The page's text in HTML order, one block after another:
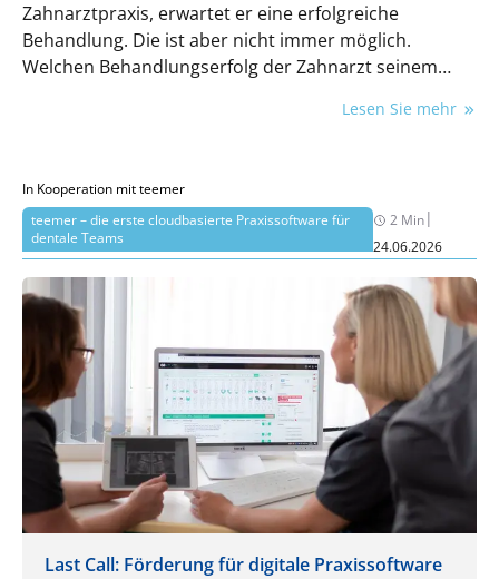
Zahnarztpraxis, erwartet er eine erfolgreiche
Behandlung. Die ist aber nicht immer möglich.
Welchen Behandlungserfolg der Zahnarzt seinem
Lesen Sie mehr
In Kooperation mit teemer
teemer – die erste cloudbasierte Praxissoftware für
dentale Teams
2 Min|
24.06.2026
Last Call: Förderung für digitale Praxissoftware